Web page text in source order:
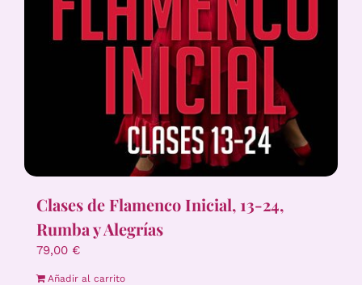
Clases de Flamenco Inicial, 13-24,
Rumba y Alegrías
79,00 €
Añadir al carrito